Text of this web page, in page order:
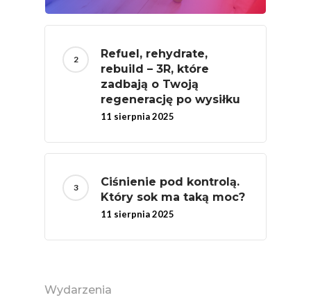
Refuel, rehydrate,
rebuild – 3R, które
zadbają o Twoją
regenerację po wysiłku
11 sierpnia 2025
Ciśnienie pod kontrolą.
Który sok ma taką moc?
11 sierpnia 2025
Wydarzenia